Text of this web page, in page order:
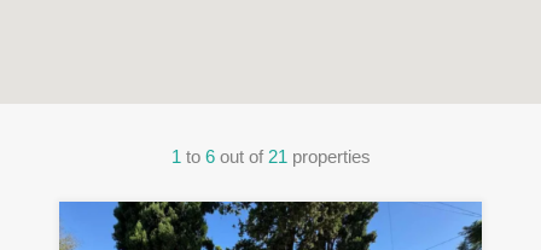
1 to 6out of 21 properties